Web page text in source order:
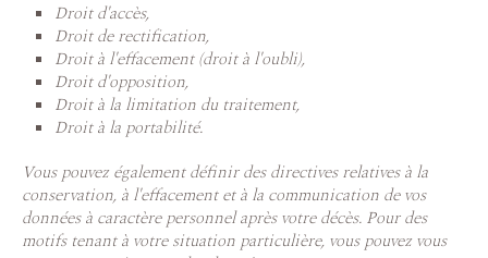
Droit d'accès,
Droit de rectification,
Droit à l'effacement (droit à l'oubli),
Droit d'opposition,
Droit à la limitation du traitement,
Droit à la portabilité.
Vous pouvez également définir des directives relatives à la
conservation, à l'effacement et à la communication de vos
données à caractère personnel après votre décès. Pour des
motifs tenant à votre situation particulière, vous pouvez vous